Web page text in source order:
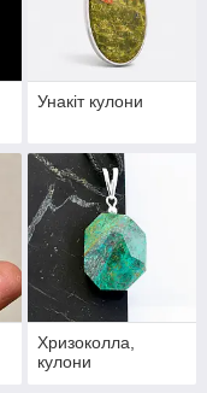
Унакіт кулони
Хризоколла,
кулони